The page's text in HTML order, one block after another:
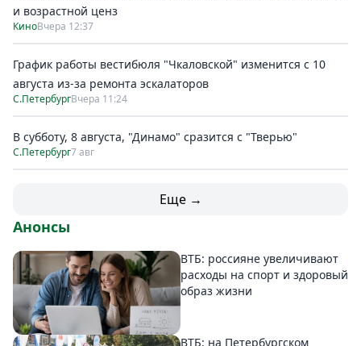
и возрастной ценз
КиноВчера 12:37
График работы вестибюля "Чкаловской" изменится с 10
августа из-за ремонта эскалаторов
С.ПетербургВчера 11:24
В субботу, 8 августа, "Динамо" сразится с "Тверью"
С.Петербург7 авг
Еще →
Анонсы
ВТБ: россияне увеличивают
расходы на спорт и здоровый
образ жизни
ВТБ: на Петербургском